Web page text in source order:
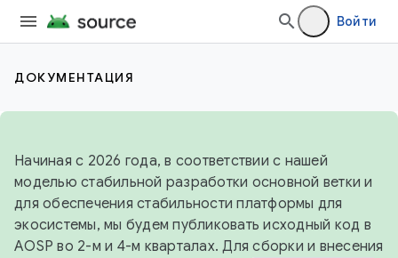
Войти
ДОКУМЕНТАЦИЯ
Начиная с 2026 года, в соответствии с нашей
моделью стабильной разработки основной ветки и
для обеспечения стабильности платформы для
экосистемы, мы будем публиковать исходный код в
AOSP во 2-м и 4-м кварталах. Для сборки и внесения